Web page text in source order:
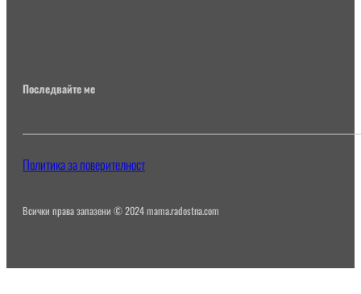
Последвайте ме
Всички права запазени © 2024 mama.radostna.com
Политика за поверителност